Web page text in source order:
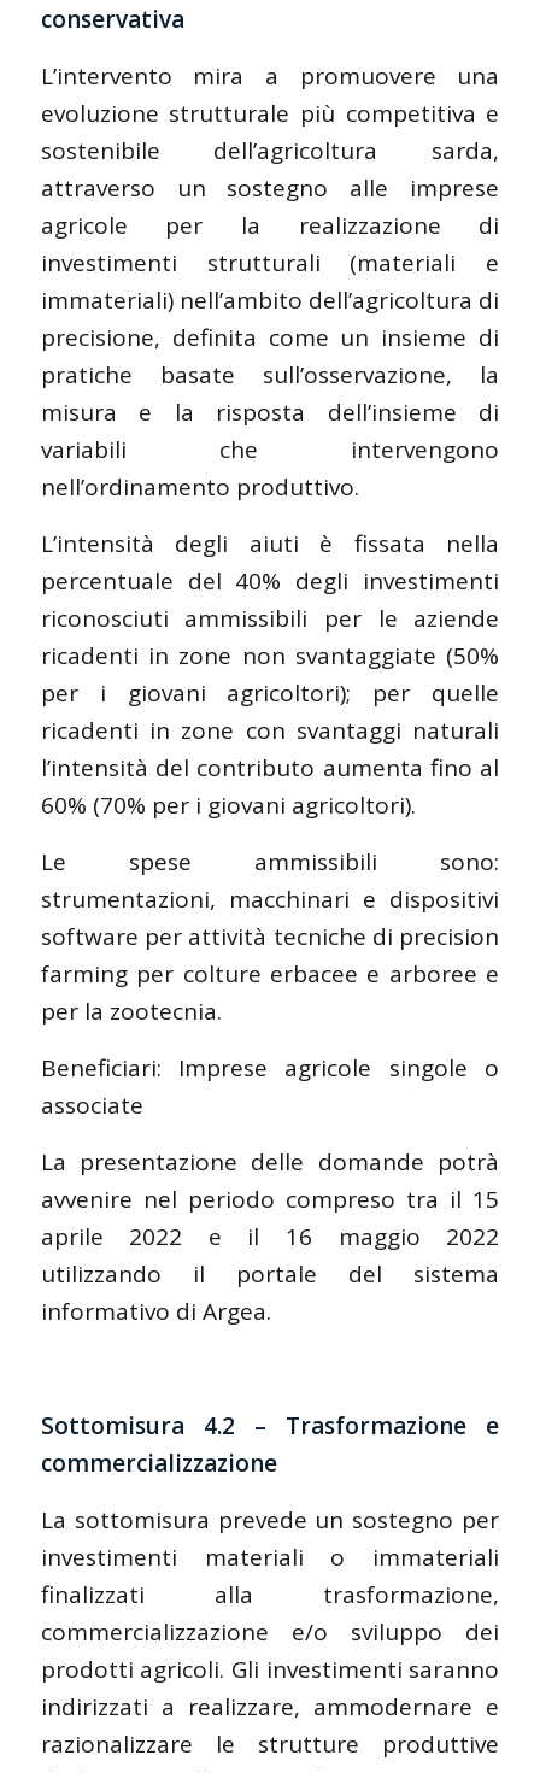
conservativa
L’intervento mira a promuovere una
evoluzione strutturale più competitiva e
sostenibile dell’agricoltura sarda,
attraverso un sostegno alle imprese
agricole per la realizzazione di
investimenti strutturali (materiali e
immateriali) nell’ambito dell’agricoltura di
precisione, definita come un insieme di
pratiche basate sull’osservazione, la
misura e la risposta dell’insieme di
variabili che intervengono
nell’ordinamento produttivo.
L’intensità degli aiuti è fissata nella
percentuale del 40% degli investimenti
riconosciuti ammissibili per le aziende
ricadenti in zone non svantaggiate (50%
per i giovani agricoltori); per quelle
ricadenti in zone con svantaggi naturali
l’intensità del contributo aumenta fino al
60% (70% per i giovani agricoltori).
Le spese ammissibili sono:
strumentazioni, macchinari e dispositivi
software per attività tecniche di precision
farming per colture erbacee e arboree e
per la zootecnia.
Beneficiari: Imprese agricole singole o
associate
La presentazione delle domande potrà
avvenire nel periodo compreso tra il 15
aprile 2022 e il 16 maggio 2022
utilizzando il portale del sistema
informativo di Argea.
Sottomisura 4.2 – Trasformazione e
commercializzazione
La sottomisura prevede un sostegno per
investimenti materiali o immateriali
finalizzati alla trasformazione,
commercializzazione e/o sviluppo dei
prodotti agricoli. Gli investimenti saranno
indirizzati a realizzare, ammodernare e
razionalizzare le strutture produttive